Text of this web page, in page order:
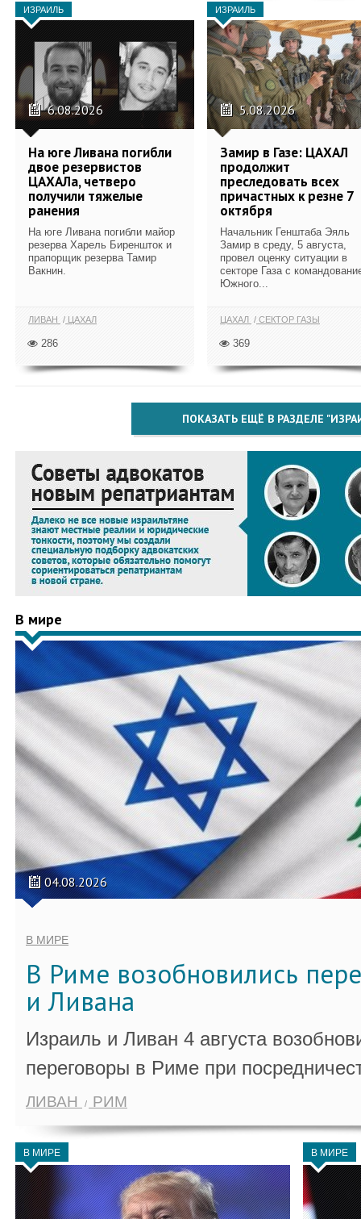
ИЗРАИЛЬ
6.08.2026
На юге Ливана погибли
двое резервистов
ЦАХАЛа, четверо
получили тяжелые
ранения
На юге Ливана погибли майор
резерва Харель Биреншток и
прапорщик резерва Тамир
Вакнин.
ЛИВАН ЦАХАЛ
286
ИЗРАИЛЬ
5.08.2026
Замир в Газе: ЦАХАЛ
продолжит
преследовать всех
причастных к резне 7
октября
Начальник Генштаба Эяль
Замир в среду, 5 августа,
провел оценку ситуации в
секторе Газа с
Южного...
ЦАХАЛ СЕКТОР ГАЗЫ
369
ПОКАЗАТЬ ЕЩЁ В РАЗДЕЛЕ
В мире
04.08.2026
В МИРЕ
В Риме возобновились
и Ливана
Израиль и Ливан 4 августа
переговоры в Риме при
ЛИВАН РИМ
В МИРЕ В МИРЕ